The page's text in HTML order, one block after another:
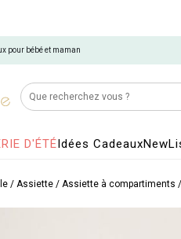
pour bébé et maman
D'ÉTÉIdées CadeauxNew
/ Assiette / Assiette à compartiments /